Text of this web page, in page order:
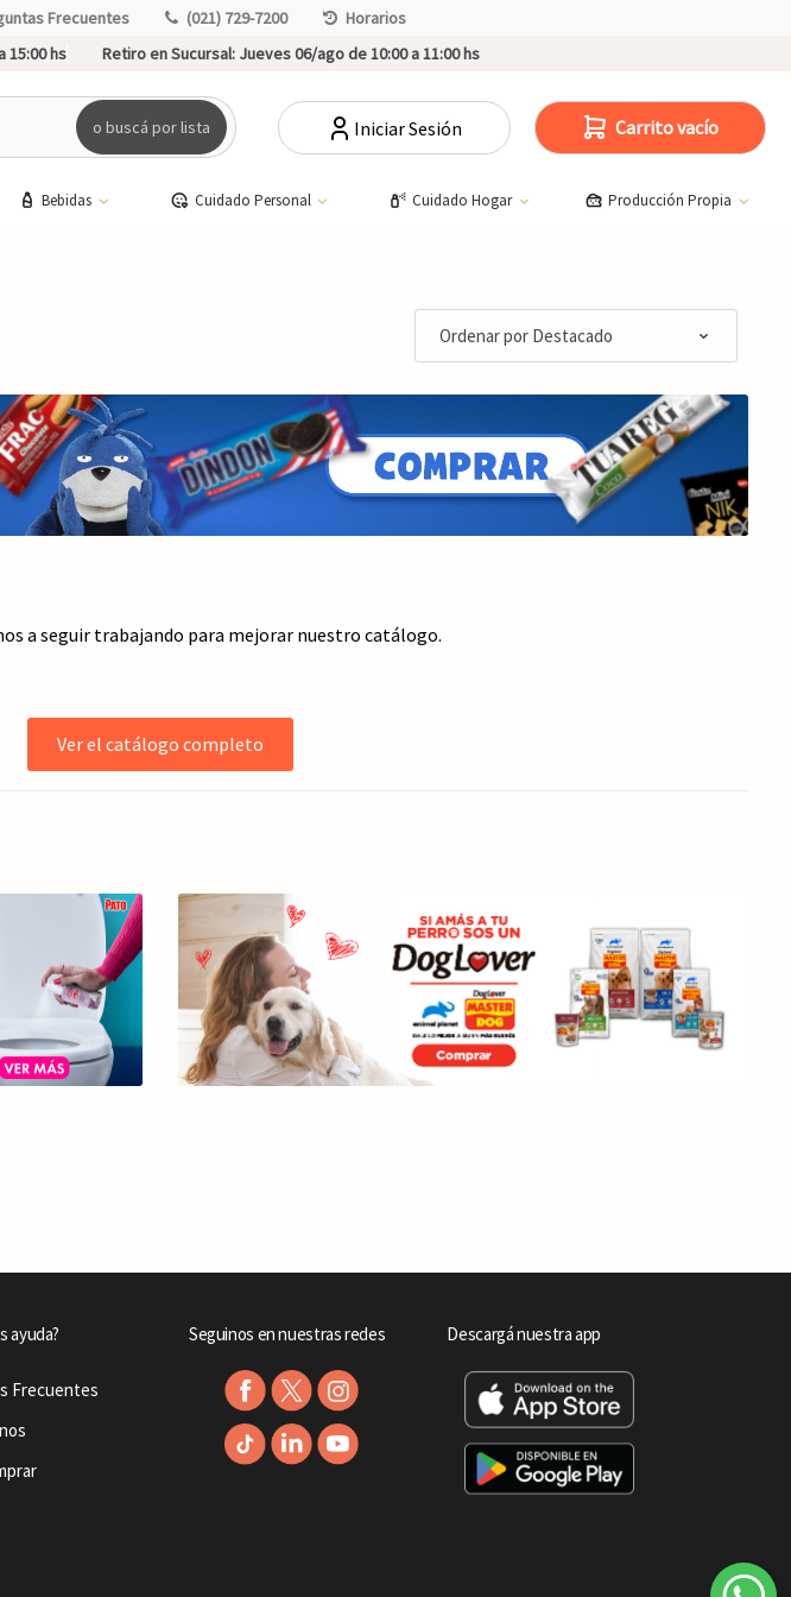
Frecuentes (021) 729-7200
Horarios
15:00 hs Retiro en Sucursal:Jueves 06/ago de 10:00 a 11:00 hs
o buscá por lista Iniciar Sesión Carrito vacío
Bebidas Cuidado Personal Cuidado Hogar Producción Propia
a seguir trabajando para mejorar nuestro catálogo.
Ver el catálogo completo
ayuda?
Frecuentes
Seguinos en nuestras redes Descargá nuestra app